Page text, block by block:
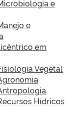
e
e
em
Vegetal
Hídricos